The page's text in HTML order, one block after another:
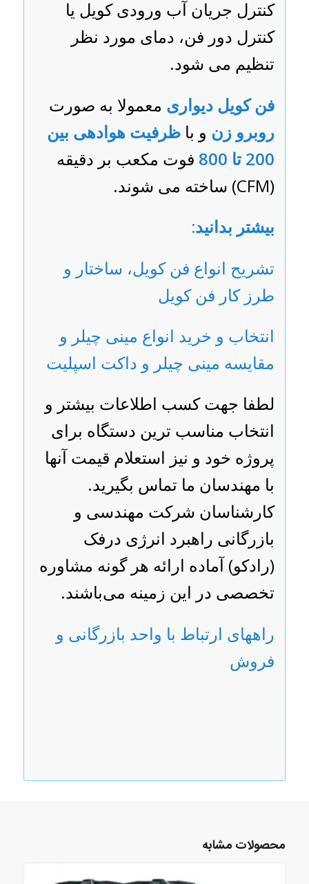
کنترل جریان آب ورودی کویل یا
کنترل دور فن، دمای مورد نظر
تنظیم می شود.
فن کویل دیواری معمولا به صورت
روبرو زن و با ظرفیت هوادهی بین
200 تا 800
فوت مکعب بر دقیقه
(CFM) ساخته می شوند.
بیشتر بدانید:
تشریح انواع فن کویل، ساختار و
طرز کار فن کویل
انتخاب و خرید انواع مینی چیلر و
مقایسه مینی چیلر و داکت اسپلیت
لطفا جهت کسب اطلاعات بیشتر و
انتخاب مناسب ترین دستگاه برای
پروژه خود و نیز استعلام قیمت آنها
با مهندسان ما تماس بگیرید.
کارشناسان شرکت مهندسی و
بازرگانی راهبرد انرژی درفک
(رادکو) آماده ارائه هر گونه مشاوره
تخصصی در این زمینه می‌باشند.
راههای ارتباط با واحد بازرگانی و
فروش
محصولات مشابه